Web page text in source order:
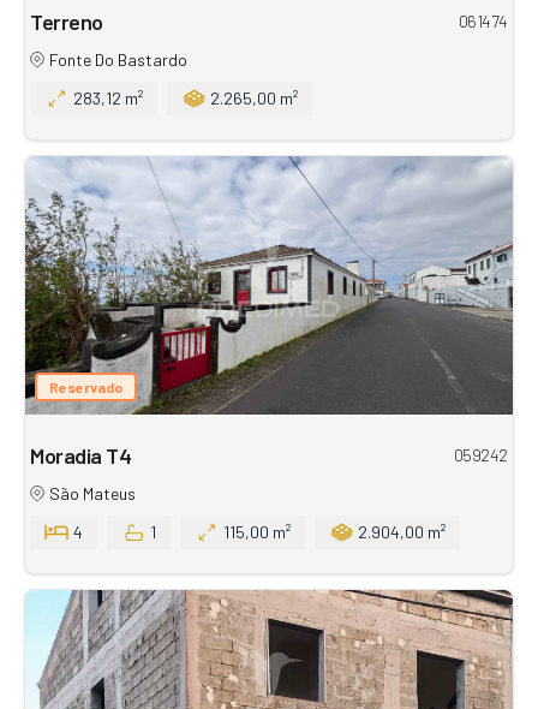
Terreno
061474
Fonte Do Bastardo
283,12 m²
2.265,00 m²
Reservado
Moradia T4
059242
São Mateus
4
1 115,00 m² 2.904,00 m²